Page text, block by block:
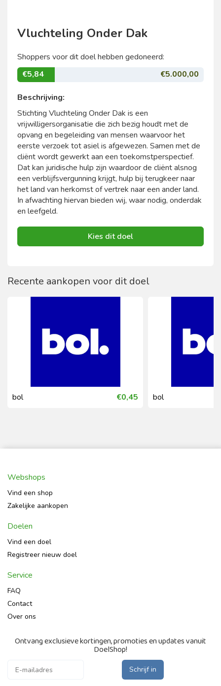
Vluchteling Onder Dak
Shoppers voor dit doel hebben gedoneerd:
€5,84
€5.000,00
Beschrijving:
Stichting Vluchteling Onder Dak is een
vrijwilligersorganisatie die zich bezig houdt met de
opvang en begeleiding van mensen waarvoor het
eerste verzoek tot asiel is afgewezen. Samen met de
cliënt wordt gewerkt aan een toekomstperspectief.
Dat kan juridische hulp zijn waardoor de cliënt alsnog
een verblijfsvergunning krijgt, hulp bij terugkeer naar
het land van herkomst of vertrek naar een ander land.
In afwachting hiervan bieden wij, waar nodig, onderdak
en leefgeld.
Kies dit doel
Recente aankopen voor dit doel
bol €0,45 bol
Webshops
Vind een shop
Zakelijke aankopen
Doelen
Vind een doel
Registreer nieuw doel
Service
FAQ
Contact
Over ons
Ontvang exclusieve kortingen, promoties en updates vanuit
DoelShop!
Schrijf in